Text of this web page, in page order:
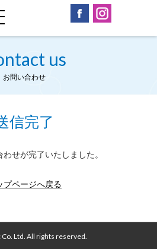
us
お問い合わせ
信完了
せが完了いたしました。
プページへ戻る
Ltd. All rights reserved.